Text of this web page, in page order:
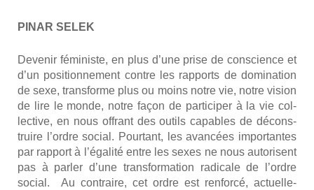
PINAR SELEK
Deve­nir fémi­niste, en plus d’une prise de conscience et
d’un posi­tion­ne­ment contre les rap­ports de domi­na­tion
de sexe, trans­forme plus ou moins notre vie, notre vision
de lire le monde, notre façon de par­ti­ci­per à la vie col­
lec­tive, en nous offrant des outils capables de décons­
truire l’ordre social. Pour­tant, les avan­cées impor­tantes
par rap­port à l’égalité entre les sexes ne nous auto­risent
pas à par­ler d’une trans­for­ma­tion radi­cale de l’ordre
social. Au contraire, cet ordre est ren­for­cé, actuel­le­